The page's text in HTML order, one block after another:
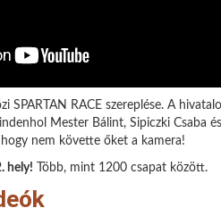
SPARTAN RACE szereplése. A
Mester Bálint, Sipiczki Csaba
nem követte őket a kamera!
hely! Több, mint 1200 csapat között.